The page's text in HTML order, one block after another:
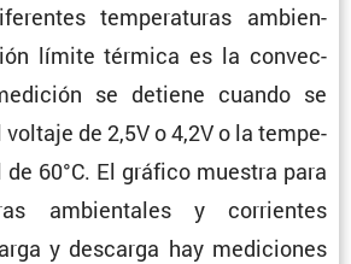
tempe­ra­turas ambien­
límite térmica es la convec­
se detiene cuando se
de 2,5V o 4,2V o la tempe­
60°C. El gráfico muestra para
ambien­tales y corrientes
y descarga hay mediciones